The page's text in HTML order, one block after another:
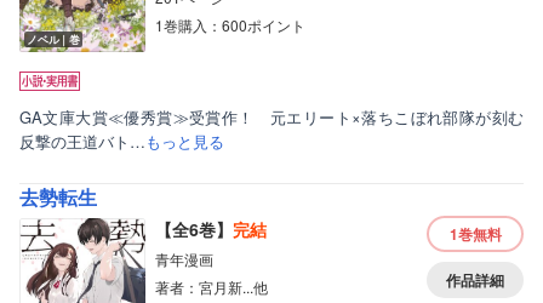
ノベル｜巻
1巻購入：600ポイント
GA文庫大賞≪優秀賞≫受賞作！ 元エリート×落ちこぼれ部隊が刻む
反撃の王道バト…もっと見る
去勢転生
【全6巻】 完結
青年漫画
著者：宮月新...他
1巻無料
作品詳細